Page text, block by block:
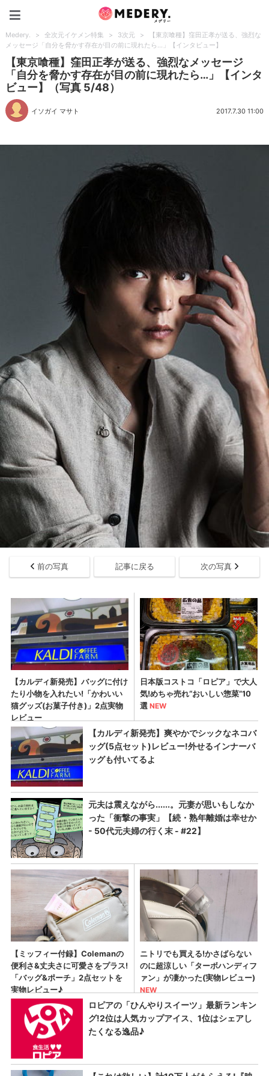
Medery. > 全次元イケメン特集 > 3次元 >
【東京喰種】窪田正孝が送る、強烈な
メッセージ「自分を脅かす存在が目の前に現れたら…」【インタビュー】
【東京喰種】窪田正孝が送る、強烈なメッセージ
「自分を脅かす存在が目の前に現れたら…」【インタ
ビュー】（写真 5/48）
イソガイ マサト 2017.7.30 11:00
前の写真 記事に戻る 次の写真